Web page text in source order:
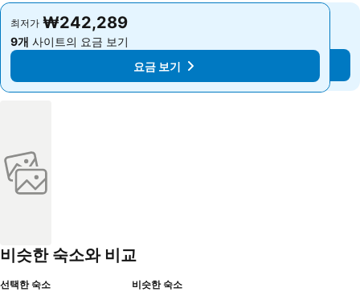
최저가 ₩242,289
9개 사이트의 요금 보기
요금 보기
최저가 ₩242,289
9개 사이트의 요금 보기
요금 보기
비슷한 숙소와 비교
선택한 숙소 비슷한 숙소